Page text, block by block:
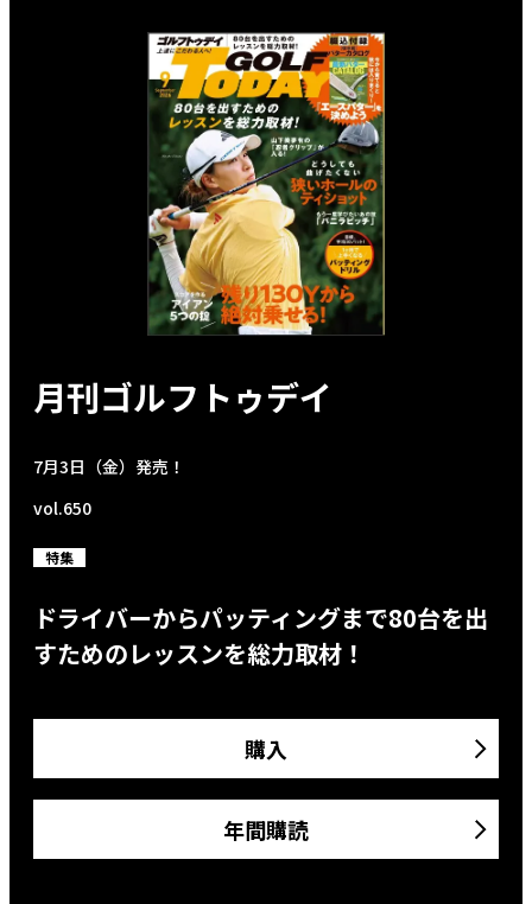
月刊ゴルフトゥデイ
7月3日（金）発売！
vol.650
特集
ドライバーからパッティングまで80台を出
すためのレッスンを総力取材！
購入
年間購読